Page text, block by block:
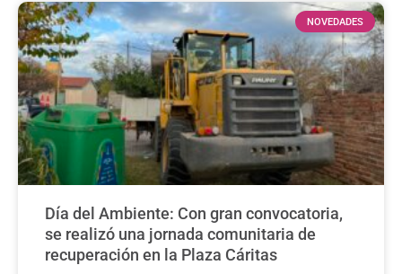
NOVEDADES
Día del Ambiente: Con gran convocatoria,
se realizó una jornada comunitaria de
recuperación en la Plaza Cáritas